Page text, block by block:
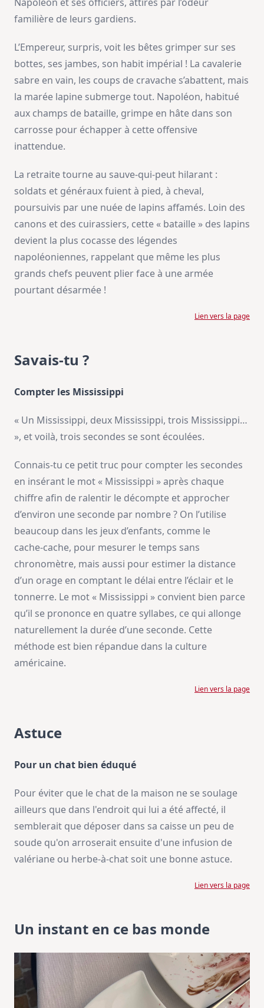
familière de leurs gardiens.
L’Empereur, surpris, voit les bêtes grimper sur ses
bottes, ses jambes, son habit impérial ! La cavalerie
sabre en vain, les coups de cravache s’abattent, mais
la marée lapine submerge tout. Napoléon, habitué
aux champs de bataille, grimpe en hâte dans son
carrosse pour échapper à cette offensive
inattendue.
La retraite tourne au sauve-qui-peut hilarant :
soldats et généraux fuient à pied, à cheval,
poursuivis par une nuée de lapins affamés. Loin des
canons et des cuirassiers, cette « bataille » des lapins
devient la plus cocasse des légendes
napoléoniennes, rappelant que même les plus
grands chefs peuvent plier face à une armée
pourtant désarmée !
Lien vers la page
Savais-tu ?
Compter les Mississippi
« Un Mississippi, deux Mississippi, trois Mississippi…
», et voilà, trois secondes se sont écoulées.
Connais-tu ce petit truc pour compter les secondes
en insérant le mot « Mississippi » après chaque
chiffre afin de ralentir le décompte et approcher
d’environ une seconde par nombre ? On l’utilise
beaucoup dans les jeux d’enfants, comme le
cache‑cache, pour mesurer le temps sans
chronomètre, mais aussi pour estimer la distance
d’un orage en comptant le délai entre l’éclair et le
tonnerre. Le mot « Mississippi » convient bien parce
qu’il se prononce en quatre syllabes, ce qui allonge
naturellement la durée d’une seconde. Cette
méthode est bien répandue dans la culture
américaine.
Lien vers la page
Astuce
Pour un chat bien éduqué
Pour éviter que le chat de la maison ne se soulage
ailleurs que dans l'endroit qui lui a été affecté, il
semblerait que déposer dans sa caisse un peu de
soude qu'on arroserait ensuite d'une infusion de
valériane ou herbe-à-chat soit une bonne astuce.
Lien vers la page
Un instant en ce bas monde